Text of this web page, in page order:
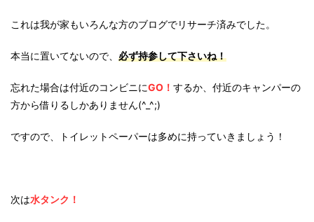
これは我が家もいろんな方のブログでリサーチ済みでした。
本当に置いてないので、 必ず持参して下さいね！
忘れた場合は付近のコンビニにGO！ するか、付近のキャンパーの
方から借りるしかありません(^_^;)
ですので、トイレットペーパーは多めに持っていきましょう！
次は水タンク！